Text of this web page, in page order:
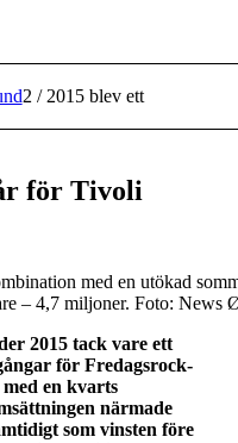
2 / 2015 blev ett
för Tivoli
med en utökad
– 4,7 miljoner. Foto: News
2015 tack vare ett
för Fredagsrock-
en kvarts
närmade
som vinsten före